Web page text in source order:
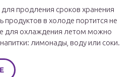
продления сроков хранения
продуктов в холоде портится не
для охлаждения летом можно
лимонады, воду или соки.